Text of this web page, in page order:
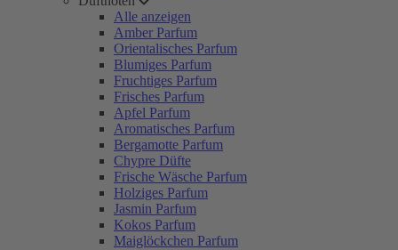
Alle anzeigen
Amber Parfum
Orientalisches Parfum
Blumiges Parfum
Fruchtiges Parfum
Frisches Parfum
Apfel Parfum
Aromatisches Parfum
Bergamotte Parfum
Chypre Düfte
Frische Wäsche Parfum
Holziges Parfum
Jasmin Parfum
Kokos Parfum
Maiglöckchen Parfum